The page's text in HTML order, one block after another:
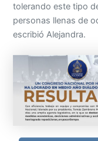
tolerando este tipo
personas llenas de
escribió Alejandra.